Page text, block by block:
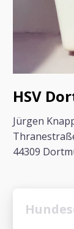
HSV
Jürgen
44309